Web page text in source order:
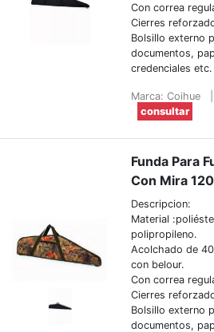
Con correa
Cierres
Bolsillo externo
documentos,
credenciales etc.
Marca: Coihue
consultar
Funda Para
Con Mira 120
Descripcion:
Material
polipropileno.
Acolchado de
con belour.
Con correa
Cierres
Bolsillo externo
documentos,